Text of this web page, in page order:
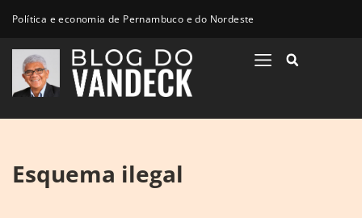
Política e economia de Pernambuco e do Nordeste
Esquema ilegal